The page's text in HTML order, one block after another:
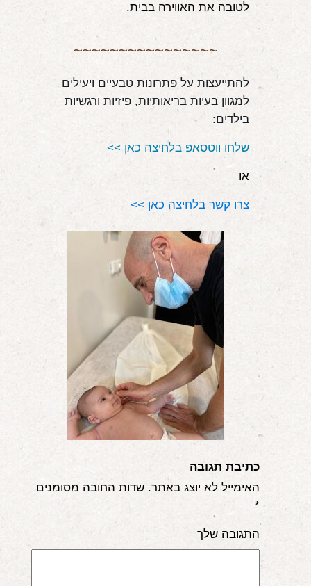
לטובה את האווירה בבית.
~~~~~~~~~~~~~~~~
בילדים:
שלחו ווטסאפ בלחיצה כאן >>
או
צרו קשר בלחיצה כאן >>
כתיבת תגובה
האימייל לא יוצג באתר. שדות החובה מסומנים
*
התגובה שלך